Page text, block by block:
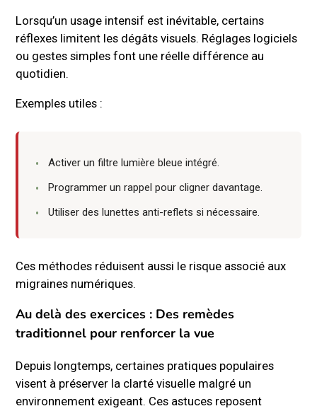
Lorsqu’un usage intensif est inévitable, certains
réflexes limitent les dégâts visuels. Réglages logiciels
ou gestes simples font une réelle différence au
quotidien.
Exemples utiles :
Activer un filtre lumière bleue intégré.
Programmer un rappel pour cligner davantage.
Utiliser des lunettes anti-reflets si nécessaire.
Ces méthodes réduisent aussi le risque associé aux
migraines numériques.
Au delà des exercices : Des remèdes
traditionnel pour renforcer la vue
Depuis longtemps, certaines pratiques populaires
visent à préserver la clarté visuelle malgré un
environnement exigeant. Ces astuces reposent